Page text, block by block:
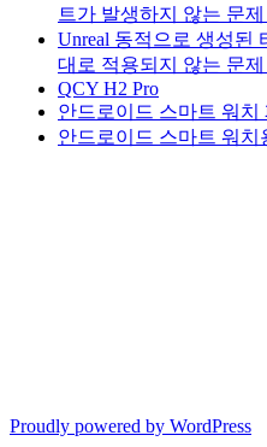
트가 발생하지 않는 문
Unreal 동적으로 생성된
대로 적용되지 않는 문제
QCY H2 Pro
안드로이드 스마트 워
안드로이드 스마트 워치
Proudly powered by WordPress